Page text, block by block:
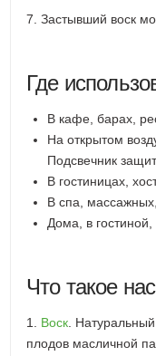
7. Застывший воск
Где
В кафе, барах,
На открытом
Подсвечник
В гостиницах,
В спа,
Дома, в
Что такое
1. Воск. Натуральный
плодов масличной